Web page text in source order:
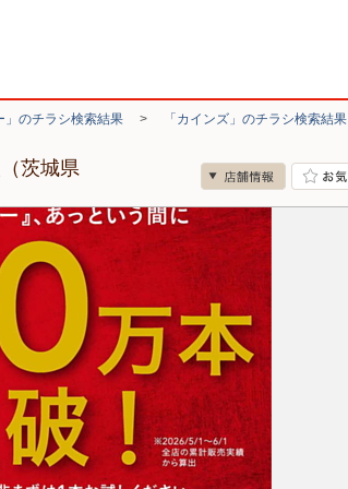
」のチラシ検索結果 > 「カインズ」のチラシ検索結果
茨城県